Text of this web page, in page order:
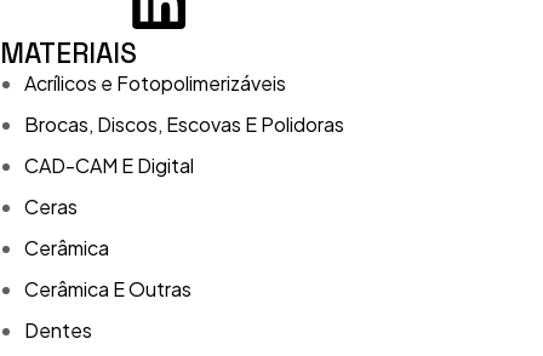
MATERIAIS
Acrílicos e Fotopolimerizáveis
Brocas, Discos, Escovas E Polidoras
CAD-CAM E Digital
Ceras
Cerâmica
Cerâmica E Outras
Dentes